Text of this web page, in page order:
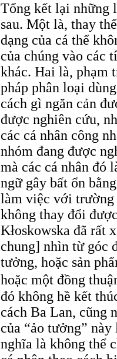
Tổng kết lại những
sau. Một là, thay
dạng của cá thể
của chúng vào các
khác. Hai là, phạm
pháp phân loại
cách gì ngăn cản
được nghiên cứu,
các cá nhân công
nhóm đang được
mà các cá nhân đó
ngữ gây bất ổn
làm việc với trường
không thay đổi
Kłoskowska đã rất
chung] nhìn từ góc
tưởng, hoặc sản
hoặc một đồng
đó không hề kết
cách Ba Lan, cũng
của “ảo tưởng”
nghĩa là không thể